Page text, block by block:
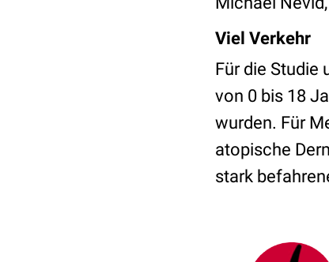
Viel Verkehr
Für die Studie
von 0 bis 18
wurden. Für
atopische
stark